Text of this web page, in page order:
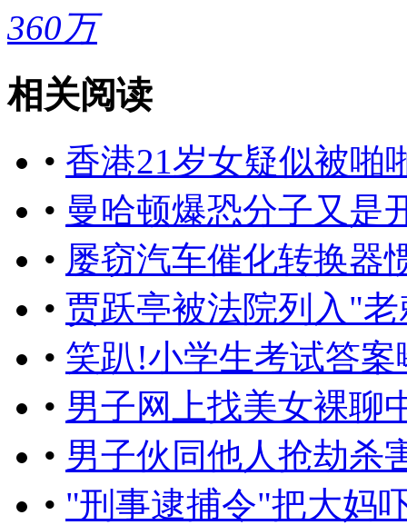
360万
相关阅读
• 香港21岁女疑似被啪
• 曼哈顿爆恐分子又是
• 屡窃汽车催化转换器
• 贾跃亭被法院列入"
• 笑趴!小学生考试答
• 男子网上找美女裸聊
• 男子伙同他人抢劫杀
• "刑事逮捕令"把大妈